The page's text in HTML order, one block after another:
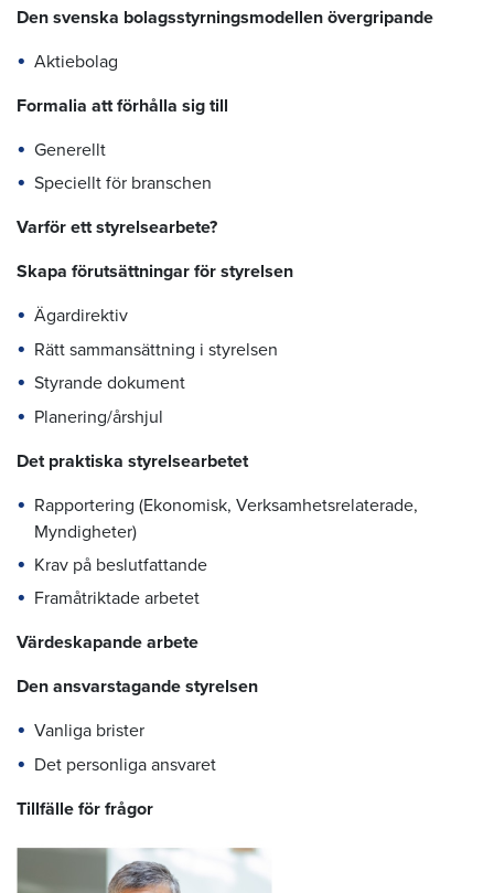
Den svenska bolagsstyrningsmodellen övergripande
Aktiebolag
Formalia att förhålla sig till
Generellt
Speciellt för branschen
Varför ett styrelsearbete?
Skapa förutsättningar för styrelsen
Ägardirektiv
Rätt sammansättning i styrelsen
Styrande dokument
Planering/årshjul
Det praktiska styrelsearbetet
Rapportering (Ekonomisk, Verksamhetsrelaterade,
Myndigheter)
Krav på beslutfattande
Framåtriktade arbetet
Värdeskapande arbete
Den ansvarstagande styrelsen
Vanliga brister
Det personliga ansvaret
Tillfälle för frågor